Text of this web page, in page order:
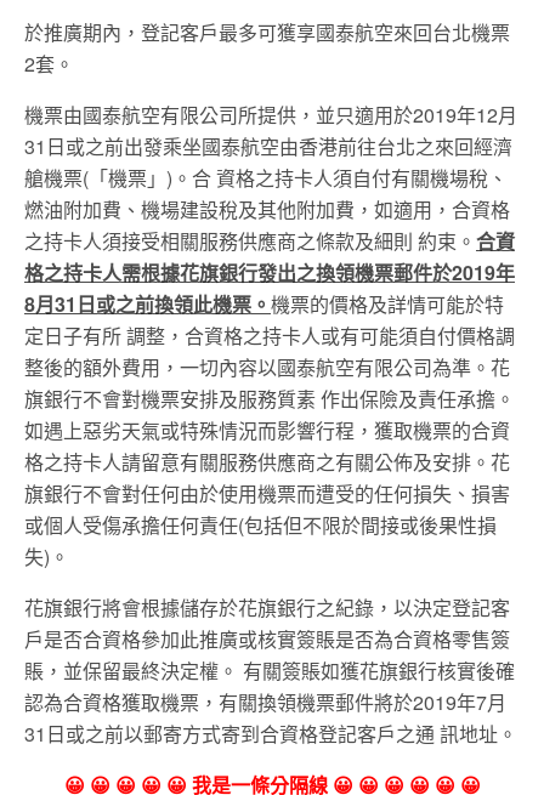
於推廣期內，登記客戶最多可獲享國泰航空來回台北機票
2套。
機票由國泰航空有限公司所提供，並只適用於2019年12月
31日或之前出發乘坐國泰航空由香港前往台北之來回經濟
艙機票(「機票」)。合 資格之持卡人須自付有關機場稅、
燃油附加費、機場建設稅及其他附加費，如適用，合資格
之持卡人須接受相關服務供應商之條款及細則 約束。 合資
格之持卡人需根據花旗銀行發出之換領機票郵件於2019年
8月31日或之前換領此機票。 機票的價格及詳情可能於特
定日子有所 調整，合資格之持卡人或有可能須自付價格調
整後的額外費用，一切內容以國泰航空有限公司為準。花
旗銀行不會對機票安排及服務質素 作出保險及責任承擔。
如遇上惡劣天氣或特殊情況而影響行程，獲取機票的合資
格之持卡人請留意有關服務供應商之有關公佈及安排。花
旗銀行不會對任何由於使用機票而遭受的任何損失、損害
或個人受傷承擔任何責任(包括但不限於間接或後果性損
失)。
花旗銀行將會根據儲存於花旗銀行之紀錄，以決定登記客
戶是否合資格參加此推廣或核實簽賬是否為合資格零售簽
賬，並保留最終決定權。 有關簽賬如獲花旗銀行核實後確
認為合資格獲取機票，有關換領機票郵件將於2019年7月
31日或之前以郵寄方式寄到合資格登記客戶之通 訊地址。
😀 😀 😀 😀 😀 我是一條分隔線 😀 😀 😀 😀 😀 😀